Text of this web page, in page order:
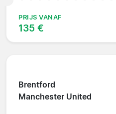
PRIJS VANAF
135 €
Brentford
Manchester United